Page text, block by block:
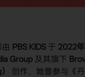
PBS KIDS ​ 于 2022
Group ​ 及其旗下
创作，她曾参与《